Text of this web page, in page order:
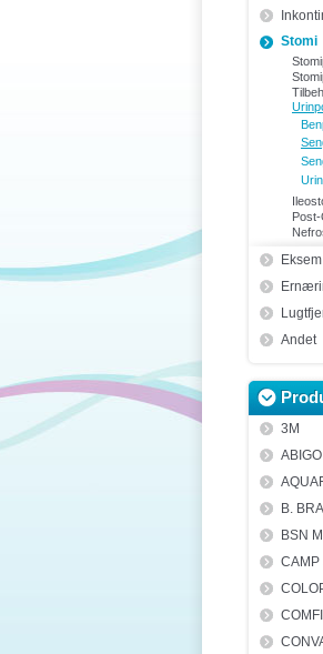
Stomi
Eksem
Andet
3M
ABIGO
B.
BSN